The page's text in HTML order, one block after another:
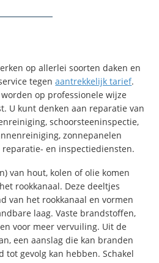
op allerlei soorten daken en
tegenaantrekkelijk tarief.
op professionele wijze
U kunt denken aan reparatie van
schoorsteeninspectie,
zonnepanelen
en inspectiediensten.
van hout, kolen of olie komen
rookkanaal. Deze deeltjes
van het rookkanaal en vormen
laag. Vaste brandstoffen,
voor meer vervuiling. Uit de
een aanslag die kan branden
tot gevolg kan hebben. Schakel